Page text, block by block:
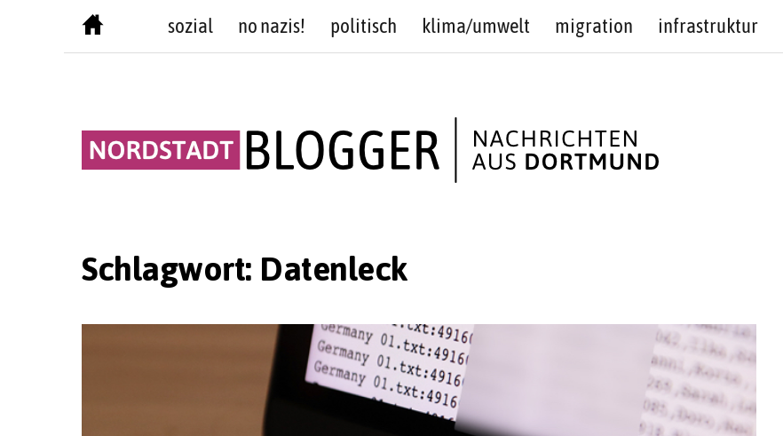
sozial no nazis! politisch klima/umwelt migration infrastruktur
Schlagwort: Datenleck